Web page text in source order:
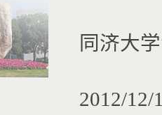
同济大
2012/12/